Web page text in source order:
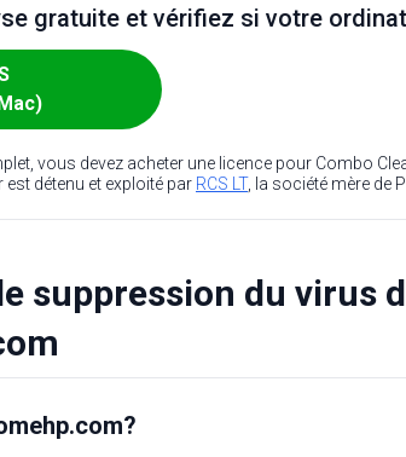
gratuite et vérifiez si votre
vous devez acheter une licence pour Combo
détenu et exploité par RCS LT, la société mère de
suppression du virus